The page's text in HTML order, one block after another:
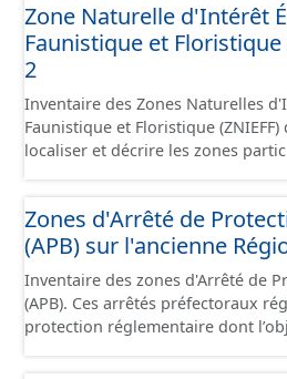
souvent de petite taille, de grand
écologique, abritant des espèces
patrimoniales clairement
Zone Naturelle d'Intérêt
Faunistique et Floristique
2
Inventaire des Zones Naturelles
Faunistique et Floristique
localiser et décrire les zones
ensembles naturels homogènes
écologique est remarquable. Elles sont souvent de taille
importante et peuvent intégrer 1
ZNIEFF de type 1.
Zones d'Arrêté de
(APB) sur l'ancienne
Inventaire des zones d'Arrêté de
(APB). Ces arrêtés préfectoraux
protection réglementaire dont